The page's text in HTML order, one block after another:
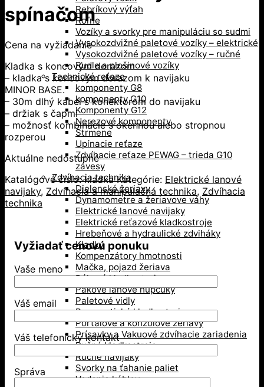
Rebríkový výťah
Roľne
Vozíky a svorky pre manipuláciu so sudmi
Vysokozdvižné paletové vozíky – elektrické
Vysokozdvižné paletové vozíky – ručné
Rudle a plošinové vozíky
Technické reťaze
komponenty G8
komponenty G10
Komponenty G12
Nerezové komponenty
Strmene
Upínacie reťaze
Zdvíhacie reťaze PEWAG – trieda G10
závesy
Zdvíhacia technika
Dielenské žeriavy
Dynamometre a žeriavove váhy
Elektrické lanové navijaky
Elektrické reťazové kladkostroje
Hrebeňové a hydraulické zdviháky
Kladky
Kompenzátory hmotnosti
Mačka, pojazd žeriava
Pákové kladkostroje
Pákove lanové hupcuky
Paletové vidly
Pneumatické kladkostroje
Portálové a konzolové žeriavy
Prísavky a Vakuové zdvíhacie zariadenia
Ručné kladkostroje
Ručné navijaky
Svorky na ťahanie paliet
Vedenie káblov
spínačom
Cena na vyžiadanie
Kladka s koncovým dorazom
– kladka s koncovým dorazom k navijaku
MINOR BASE.
– 30m dlhý kábel s konektorom do navijaku
– držiak s čapmi
– možnosť kombinácie s okennou alebo stropnou
rozperou
Aktuálne nedostupné
Katalógové číslo:kladka Kategórie: Elektrické lanové
navijaky, Zdvíhacia a manipulačná technika, Zdvíhacia
technika
Vyžiadať cenovú ponuku
Vaše meno
Váš email
Váš telefonický kontakt
Správa